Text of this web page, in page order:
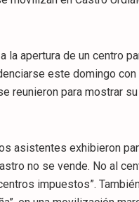
la apertura de un centro
este domingo
reunieron para mostrar
asistentes exhibieron
no se vende. No al
impuestos”.